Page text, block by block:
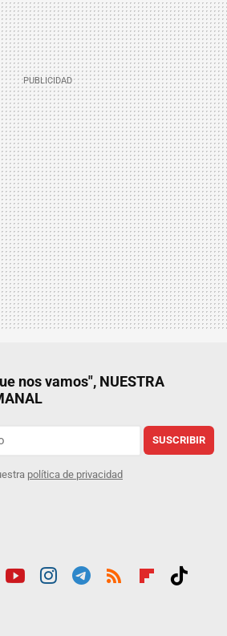
nos vamos", NUESTRA
SUSCRIBIR
política de privacidad